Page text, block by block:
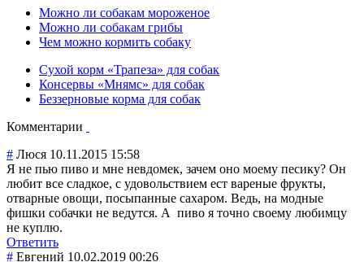
Можно ли собакам мороженое
Можно ли собакам грибы
Чем можно кормить собаку
Сухой корм «Трапеза» для собак
Консервы «Мнямс» для собак
Беззерновые корма для собак
Комментарии
# Люся 10.11.2015 15:58
Я не пью пиво и мне невдомек, зачем оно моему песику? Он
любит все сладкое, с удовольствием ест вареные фрукты,
отварные овощи, посыпанные сахаром. Ведь, на модные
фишки собачки не ведутся. А пиво я точно своему любимцу
не куплю.
Ответить
# Евгений 10.02.2019 00:26